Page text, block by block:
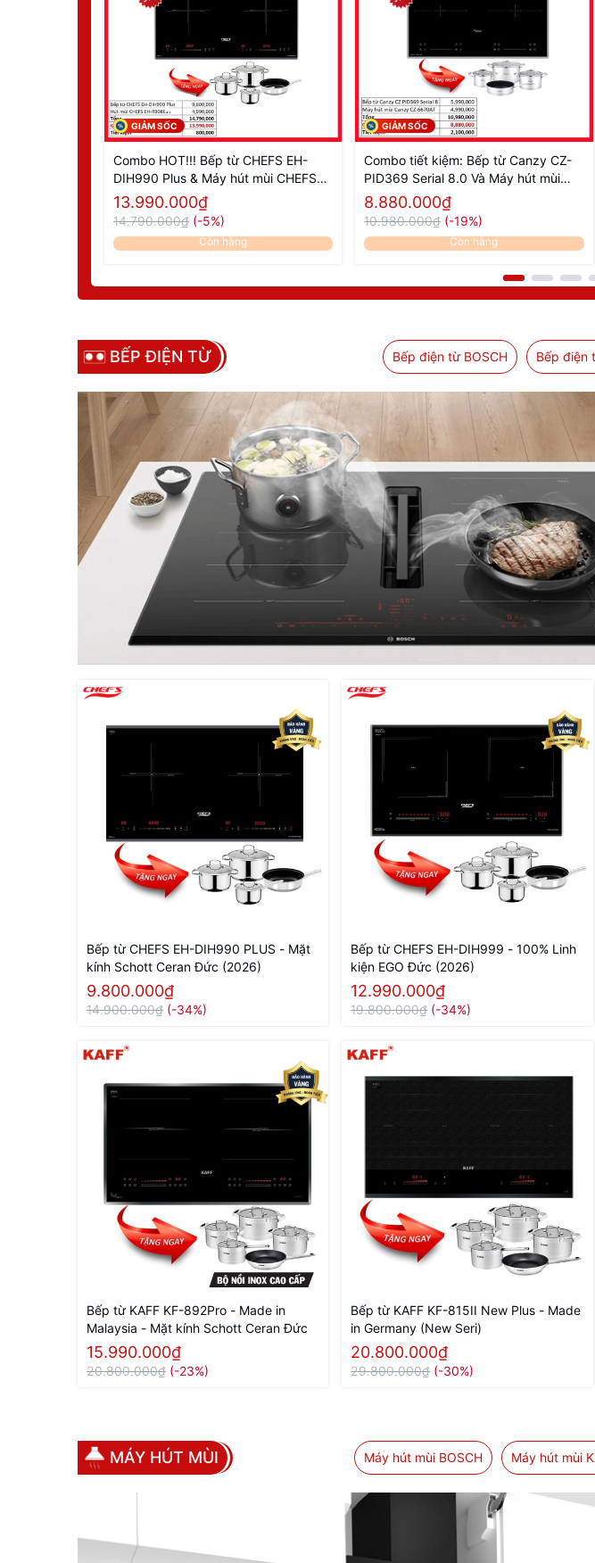
GIẢM SỐC
Combo HOT!!! Bếp từ CHEFS EH-
DIH990 Plus & Máy hút mùi CHEFS
EH-R908E3T
13.990.000₫
14.790.000₫ (-5%)
Còn hàng
GIẢM SỐC
Combo tiết kiệm: Bếp từ Canzy CZ-
PID369 Serial 8.0 Và Máy hút mùi
Canzy CZ-6670AT
8.880.000₫
10.980.000₫ (-19%)
Còn hàng
BẾP ĐIỆN TỪ Bếp điện từ BOSCH Bếp điện
Bếp từ CHEFS EH-DIH990 PLUS - Mặt
kính Schott Ceran Đức (2026)
9.800.000₫
14.900.000₫ (-34%)
Bếp từ CHEFS EH-DIH999 - 100% Linh
kiện EGO Đức (2026)
12.990.000₫
19.800.000₫ (-34%)
Bếp từ KAFF KF-892Pro - Made in
Malaysia - Mặt kính Schott Ceran Đức
15.990.000₫
20.800.000₫ (-23%)
Bếp từ KAFF KF-815II New Plus - Made
in Germany (New Seri)
20.800.000₫
29.800.000₫ (-30%)
MÁY HÚT MÙI Máy hút mùi BOSCH Máy hút mùi